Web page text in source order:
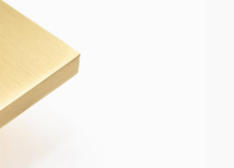
Tirantería Lapacho
Vigas Estructurales De
Eucaliptus